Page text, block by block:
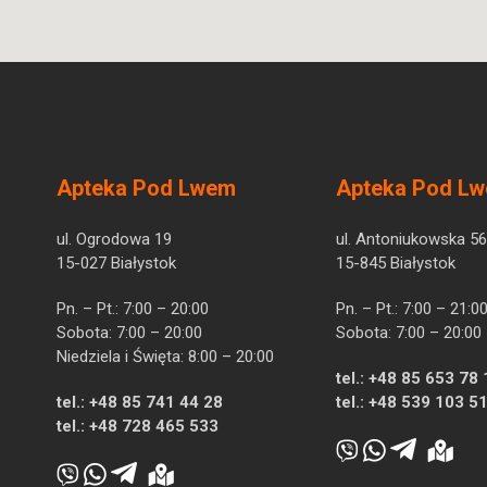
Apteka Pod Lwem
ul. Ogrodowa 19
15-027 Białystok
Pn. – Pt.: 7:00 – 20:00
Sobota: 7:00 – 20:00
Niedziela i Święta: 8:00 – 20:00
tel.: +48 85 741 44 28
tel.: +48 728 465 533
Apteka Pod
ul. Antoniukowska 56
15-845 Białystok
Pn. – Pt.: 7:00 – 21:00
Sobota: 7:00 – 20:00
tel.: +48 85 653 78
tel.: +48 539 103